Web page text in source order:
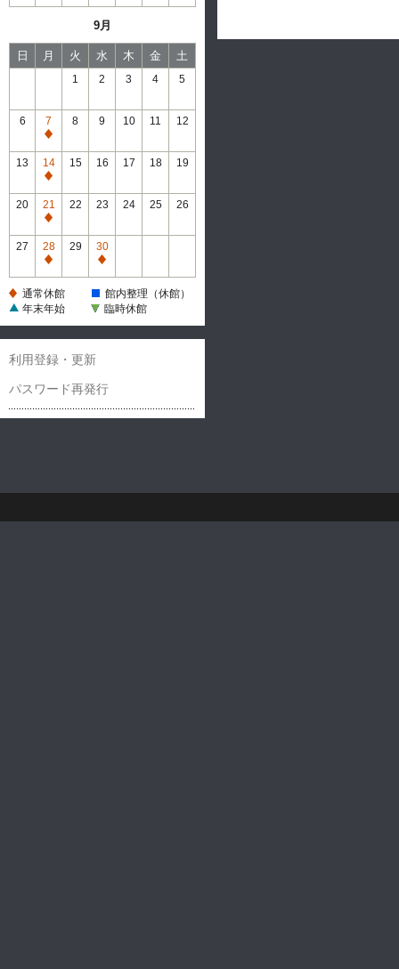
館
館
9月
日 月 火 水 木 金 土
1 2 3 4 5
6
7
通
常
休
館
8 9 10 11 12
13
14
通
常
休
館
15 16 17 18 19
20
21
通
常
休
館
22 23 24 25 26
27
28
通
休
29
30
通
休
通常休館
館内整理（休館）
年末年始
臨時休館
利用登録・更新
パスワード再発行